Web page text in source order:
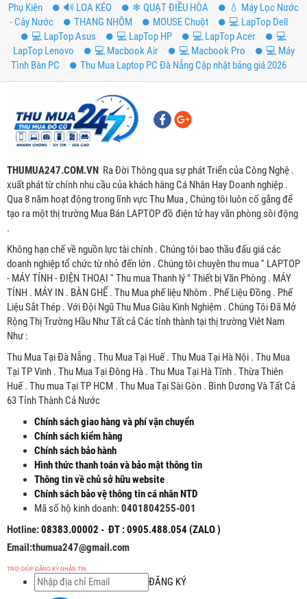
Phụ Kiện
🔊 LOA KÉO ❄ QUẠT ĐIỀU HÒA
💧 Máy Lọc Nước
- Cây Nước
THANG NHÔM MOUSE Chuột
💻 LapTop Dell
💻 LapTop Asus
💻 LapTop HP 💻 LapTop Acer
💻
LapTop Lenovo
💻 Macbook Air 💻 Macbook Pro
💻 Máy
Tình Bàn PC
Thu Mua Laptop PC Đà Nẵng Cập nhật bảng giá 2026
THUMUA247.COM.VN Ra Đời Thông qua sự phát Triển của Công Nghệ .
xuất phát từ chính nhu cầu của khách hàng Cá Nhân Hay Doanh nghiệp .
Qua 8 năm hoạt động trong lĩnh vực Thu Mua , Chúng tôi luôn cố gắng để
tạo ra một thị trường Mua Bán LAPTOP đồ điện tử hay văn phòng sôi động
.
Không hạn chế về nguồn lực tài chính . Chúng tôi bao thầu đấu giá các
doanh nghiệp tổ chức từ nhỏ đến lớn . Chúng tôi chuyên thu mua '' LAPTOP
- MÁY TÍNH - ĐIỆN THOẠI '' Thu mua Thanh lý " Thiết bị Văn Phòng . MÁY
TÍNH . MÁY IN . BÀN GHẾ . Thu Mua phế liệu Nhôm . Phế Liệu Đồng . Phế
Liệu Sắt Thép . Với Đội Ngũ Thu Mua Giàu Kinh Nghiệm . Chúng Tôi Đã Mở
Rộng Thị Trường Hầu Như Tất cả Các tỉnh thành tại thị trường Viêt Nam
Như :
Thu Mua Tại Đà Nẵng . Thu Mua Tại Huế . Thu Mua Tại Hà Nội . Thu Mua
Tại TP Vinh . Thu Mua Tại Đông Hà . Thu Mua Tại Hà Tĩnh . Thừa Thiên
Huế . Thu mua Tại TP HCM . Thu Mua Tại Sài Gòn . Bình Dương Và Tất Cả
63 Tỉnh Thành Cả Nước
Chính sách giao hàng và phí vận chuyển
Chính sách kiểm hàng
Chính sách bảo hành
Hình thức thanh toán và bảo mật thông tin
Thông tin về chủ sở hữu website
Chính sách bảo vệ thông tin cá nhân NTD
Mã số hộ kinh doanh: 0401804255-001
Hotline:08383.00002 - ĐT : 0905.488.054 (ZALO )
Email:thumua247@gmail.com
TRỢ GIÚP ĐĂNG KÝ NHẬN TIN
ĐĂNG KÝ